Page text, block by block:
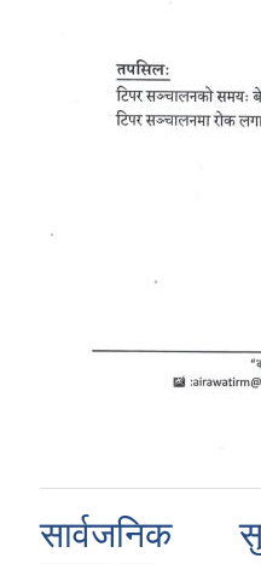
सार्वजनिक